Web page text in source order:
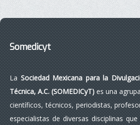
Somedicyt
LaSociedad Mexicana para la
Técnica, A.C. (SOMEDICyT)es una
científicos, técnicos, periodistas,
especialistas de diversas disciplinas